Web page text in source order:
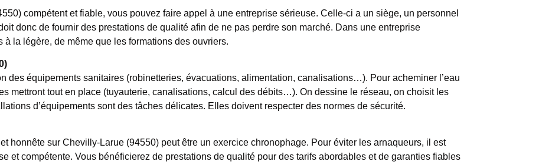
compétent et fiable, vous pouvez faire appel à une entreprise sérieuse. Celle-ci a un siège, un personnel
donc de fournir des prestations de qualité afin de ne pas perdre son marché. Dans une entreprise
la légère, de même que les formations des ouvriers.
des équipements sanitaires (robinetteries, évacuations, alimentation, canalisations…). Pour acheminer l’eau
mettront tout en place (tuyauterie, canalisations, calcul des débits…). On dessine le réseau, on choisit les
d’équipements sont des tâches délicates. Elles doivent respecter des normes de sécurité.
honnête sur Chevilly-Larue (94550) peut être un exercice chronophage. Pour éviter les arnaqueurs, il est
et compétente. Vous bénéficierez de prestations de qualité pour des tarifs abordables et de garanties fiables